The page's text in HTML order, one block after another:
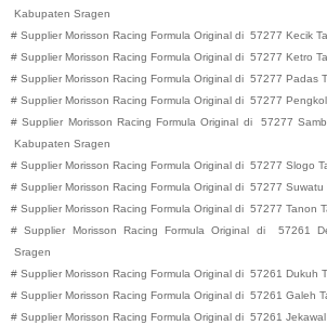
Kabupaten Sragen
# Supplier Morisson Racing Formula Original di 57277 Kecik
# Supplier Morisson Racing Formula Original di 57277 Ketro
# Supplier Morisson Racing Formula Original di 57277 Padas
# Supplier Morisson Racing Formula Original di 57277 Pengkol
# Supplier Morisson Racing Formula Original di 57277
Kabupaten Sragen
# Supplier Morisson Racing Formula Original di 57277 Slogo
# Supplier Morisson Racing Formula Original di 57277 Suwatu
# Supplier Morisson Racing Formula Original di 57277 Tanon
# Supplier Morisson Racing Formula Original di 57261
Sragen
# Supplier Morisson Racing Formula Original di 57261 Dukuh
# Supplier Morisson Racing Formula Original di 57261 Galeh
# Supplier Morisson Racing Formula Original di 57261 Jekawal